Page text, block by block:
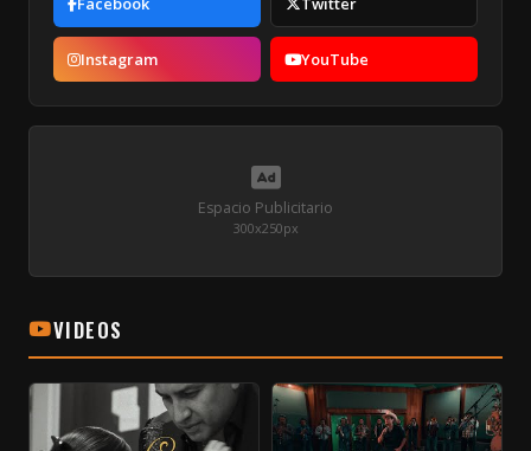
VIDEOS
Instagram YouTube
Espacio Publicitario
300x250px